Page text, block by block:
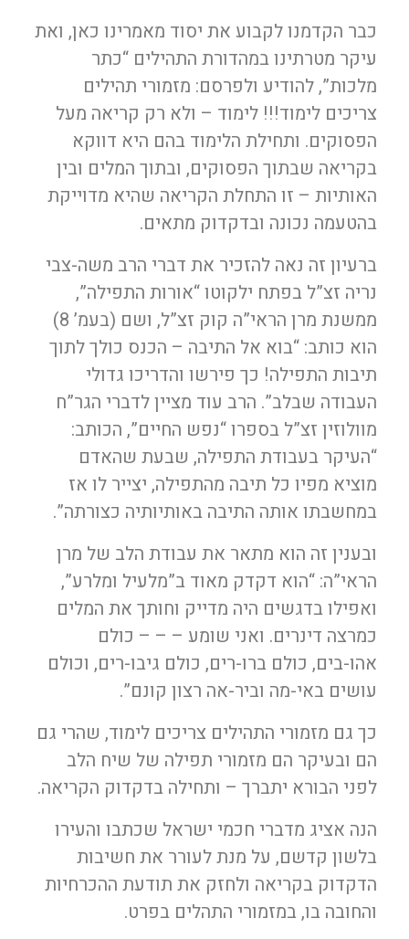
כבר הקדמנו לקבוע את יסוד מאמרינו כאן, ואת
עיקר מטרתינו במהדורת התהילים “כתר
מלכות”, להודיע ולפרסם: מזמורי תהילים
צריכים לימוד!!! לימוד – ולא רק קריאה מעל
הפסוקים. ותחילת הלימוד בהם היא דווקא
בקריאה שבתוך הפסוקים, ובתוך המלים ובין
האותיות – זו התחלת הקריאה שהיא מדוייקת
בהטעמה נכונה ובדקדוק מתאים.
ברעיון זה נאה להזכיר את דברי הרב משה-צבי
נריה זצ”ל בפתח ילקוטו “אורות התפילה”,
ממשנת מרן הראי”ה קוק זצ”ל, ושם (בעמ’ 8)
הוא כותב: “בוא אל התיבה – הכנס כולך לתוך
תיבות התפילה! כך פירשו והדריכו גדולי
העבודה שבלב”. הרב עוד מציין לדברי הגר”ח
מוולוזין זצ”ל בספרו “נפש החיים”, הכותב:
“העיקר בעבודת התפילה, שבעת שהאדם
מוציא מפיו כל תיבה מהתפילה, יצייר לו אז
במחשבתו אותה התיבה באותיותיה כצורתה”.
ובענין זה הוא מתאר את עבודת הלב של מרן
הראי”ה: “הוא דקדק מאוד ב”מלעיל ומלרע”,
ואפילו בדגשים היה מדייק וחותך את המלים
כמרצה דינרים. ואני שומע – – – כולם
אהו-בים, כולם ברו-רים, כולם גיבו-רים, וכולם
עושים באי-מה וביר-אה רצון קונם”.
כך גם מזמורי התהילים צריכים לימוד, שהרי גם
הם ובעיקר הם מזמורי תפילה של שיח הלב
לפני הבורא יתברך – ותחילה בדקדוק הקריאה.
הנה אציג מדברי חכמי ישראל שכתבו והעירו
בלשון קדשם, על מנת לעורר את חשיבות
הדקדוק בקריאה ולחזק את תודעת ההכרחיות
והחובה בו, במזמורי התהלים בפרט.